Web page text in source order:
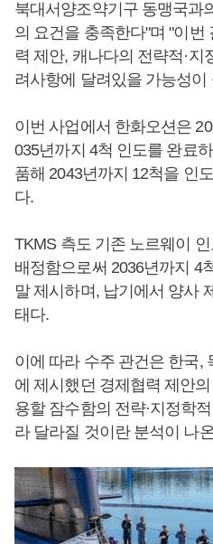
북대서양조약기구 동맹국과
의 요건을 충족한다"며 "이번
력 제안, 캐나다의 전략적·
려사항에 달려있을 가능성이
이번 사업에서 한화오션은
035년까지 4척 인도를 완료
품해 2043년까지 12척을 인
다.
TKMS 측도 기존 노르웨이
배정함으로써 2036년까지 4
말 제시하며, 납기에서 양사
태다.
이에 따라 수주 관건은 한국,
에 제시했던 경제협력 제안
용할 잠수함의 전략·지정학
라 달라질 것이란 분석이 나